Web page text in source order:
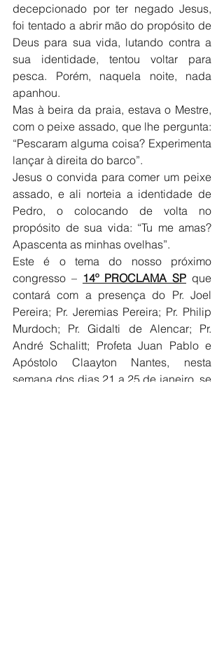
decepcionado por ter negado Jesus,
foi tentado a abrir mão do propósito de
Deus para sua vida, lutando contra a
sua identidade, tentou voltar para
pesca. Porém, naquela noite, nada
apanhou.
Mas à beira da praia, estava o Mestre,
com o peixe assado, que lhe pergunta:
“Pescaram alguma coisa? Experimenta
lançar à direita do barco”.
Jesus o convida para comer um peixe
assado, e ali norteia a identidade de
Pedro, o colocando de volta no
propósito de sua vida: “Tu me amas?
Apascenta as minhas ovelhas”.
Este é o tema do nosso próximo
congresso – 14º PROCLAMA SP que
contará com a presença do Pr. Joel
Pereira; Pr. Jeremias Pereira; Pr. Philip
Murdoch; Pr. Gidalti de Alencar; Pr.
André Schalitt; Profeta Juan Pablo e
Apóstolo Claayton Nantes, nesta
semana dos dias 21 a 25 de janeiro, se